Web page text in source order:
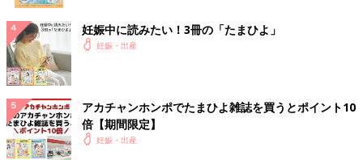
来てもらうことに。
8:30
促進剤、開始
助産師さんに、「30分ごとに薬増やすからねー」と。ビビりなが
らも、「はーい」って。
「この点滴のチューブ伝って、ちょっとずつお薬入るから30分く
らいで効き始めるかなー」と言われたのに、15分くらいでわりと
重めな生理痛くらいの下腹部痛。「素直だねー」と。
妊娠中に読みたい！3冊の「たまひよ」
妊娠・出産
アカチャンホンポでたまひよ雑誌を買うとポイント10
倍【期間限定】
妊娠・出産